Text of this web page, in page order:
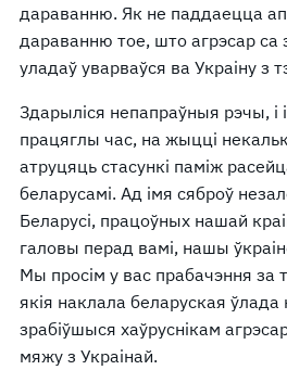
дараванню. Як не паддаецца
дараванню тое, што агрэсар са
уладаў уварваўся ва Украіну з
Здарыліся непапраўныя рэчы, і
працяглы час, на жыцці
атруцяць стасункі паміж
беларусамі. Ад імя сяброў
Беларусі, працоўных нашай
галовы перад вамі, нашы
Мы просім у вас прабачэння за
якія наклала беларуская ўлада
зрабіўшыся хаўруснікам
мяжу з Украінай.